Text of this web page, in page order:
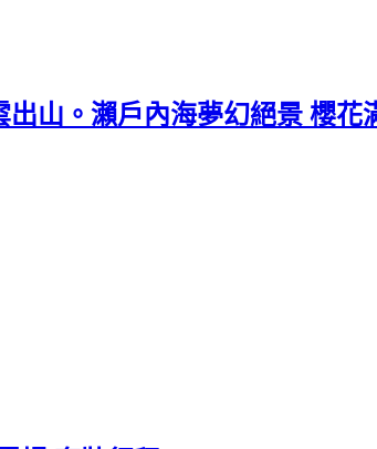
山。瀨戶內海夢幻絕景 櫻花